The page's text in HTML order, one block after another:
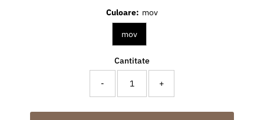
Culoare: mov
mov
Cantitate
- +